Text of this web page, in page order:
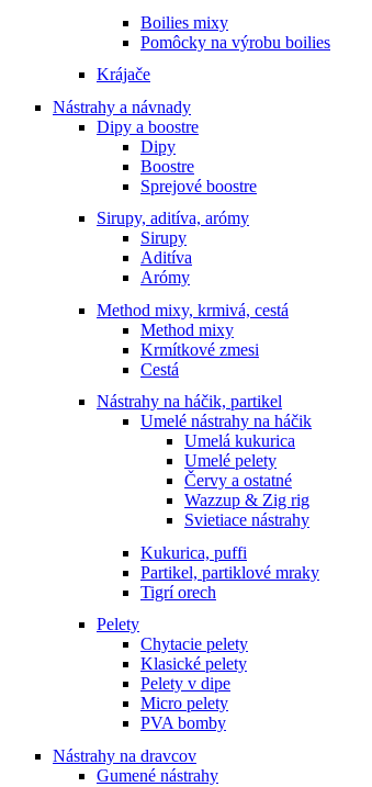
Boilies mixy
Pomôcky na výrobu boilies
Krájače
Nástrahy a návnady
Dipy a boostre
Dipy
Boostre
Sprejové boostre
Sirupy, aditíva, arómy
Sirupy
Aditíva
Arómy
Method mixy, krmivá, cestá
Method mixy
Krmítkové zmesi
Cestá
Nástrahy na háčik, partikel
Umelé nástrahy na háčik
Umelá kukurica
Umelé pelety
Červy a ostatné
Wazzup & Zig rig
Svietiace nástrahy
Kukurica, puffi
Partikel, partiklové mraky
Tigrí orech
Pelety
Chytacie pelety
Klasické pelety
Pelety v dipe
Micro pelety
PVA bomby
Nástrahy na dravcov
Gumené nástrahy